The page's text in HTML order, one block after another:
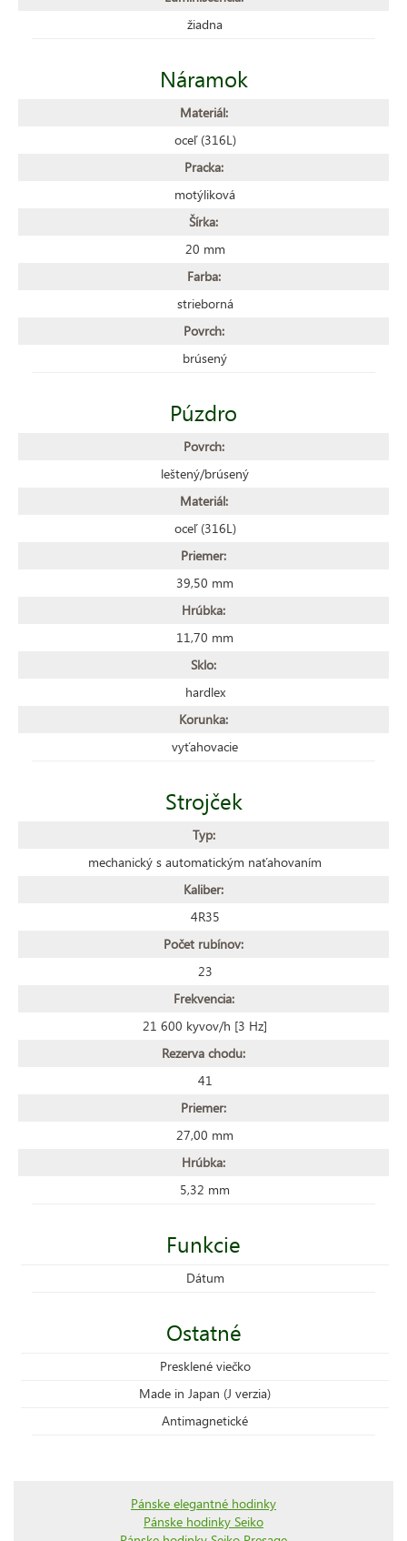
žiadna
Náramok
Materiál:
oceľ (316L)
Pracka:
motýliková
Šírka:
20 mm
Farba:
strieborná
Povrch:
brúsený
Púzdro
Povrch:
leštený/brúsený
Materiál:
oceľ (316L)
Priemer:
39,50 mm
Hrúbka:
11,70 mm
Sklo:
hardlex
Korunka:
vyťahovacie
Strojček
Typ:
mechanický s automatickým naťahovaním
Kaliber:
4R35
Počet rubínov:
23
Frekvencia:
21 600 kyvov/h [3 Hz]
Rezerva chodu:
41
Priemer:
27,00 mm
Hrúbka:
5,32 mm
Funkcie
Dátum
Ostatné
Presklené viečko
Made in Japan (J verzia)
Antimagnetické
Pánske elegantné hodinky
Pánske hodinky Seiko